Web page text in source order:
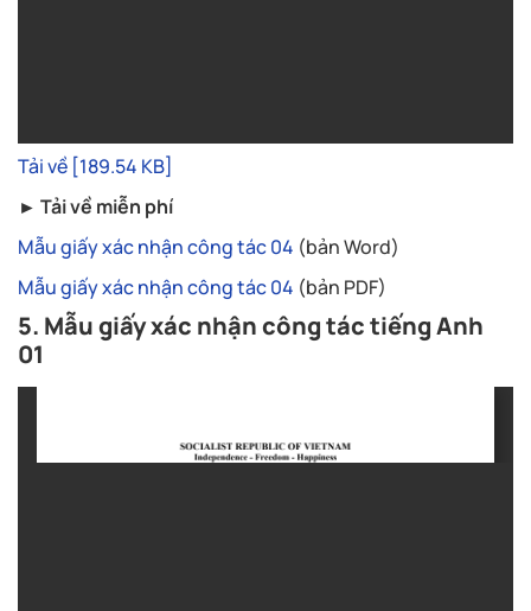
Tải về [189.54 KB]
► Tải về miễn phí
Mẫu giấy xác nhận công tác 04 (bản Word)
Mẫu giấy xác nhận công tác 04 (bản PDF)
5. Mẫu giấy xác nhận công tác tiếng Anh
01